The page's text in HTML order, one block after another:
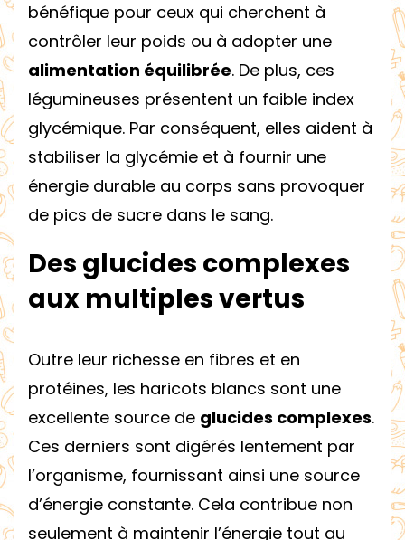
bénéfique pour ceux qui cherchent à
contrôler leur poids ou à adopter une
alimentation équilibrée. De plus, ces
légumineuses présentent un faible index
glycémique. Par conséquent, elles aident à
stabiliser la glycémie et à fournir une
énergie durable au corps sans provoquer
de pics de sucre dans le sang.
Des glucides complexes
aux multiples vertus
Outre leur richesse en fibres et en
protéines, les haricots blancs sont une
excellente source de glucides complexes.
Ces derniers sont digérés lentement par
l’organisme, fournissant ainsi une source
d’énergie constante. Cela contribue non
seulement à maintenir l’énergie tout au